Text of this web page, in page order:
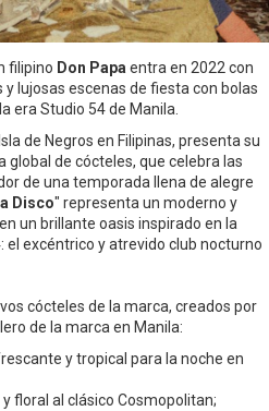
filipino Don Papaentra en 2022 con
lujosas escenas de fiesta con bolas
era Studio 54 de Manila.
de Negros en Filipinas, presenta su
de cócteles, que celebra las
de una temporada llena de alegre
Disco" representa un moderno y
un brillante oasis inspirado en la
el excéntrico y atrevido club nocturno
cócteles de la marca, creados por
de la marca en Manila:
y tropical para la noche en
floral al clásico Cosmopolitan;